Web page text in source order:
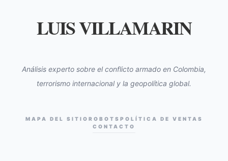
LUIS VILLAMARIN
Análisis experto sobre el conflicto armado en Colombia,
terrorismo internacional y la geopolítica global.
MAPA DEL SITIO ROBOTS POLÍTICA DE VENTAS
CONTACTO